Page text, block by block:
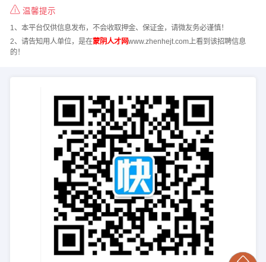
温馨提示
1、本平台仅供信息发布，不会收取押金、保证金，请微友务必谨慎！
2、请告知用人单位，是在蒙阴人才网www.zhenhejt.com上看到该招聘信息
的！